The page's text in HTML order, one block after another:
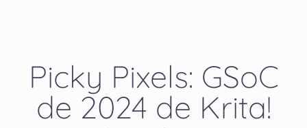
Picky Pixels: GSoC
de 2024 de Krita!